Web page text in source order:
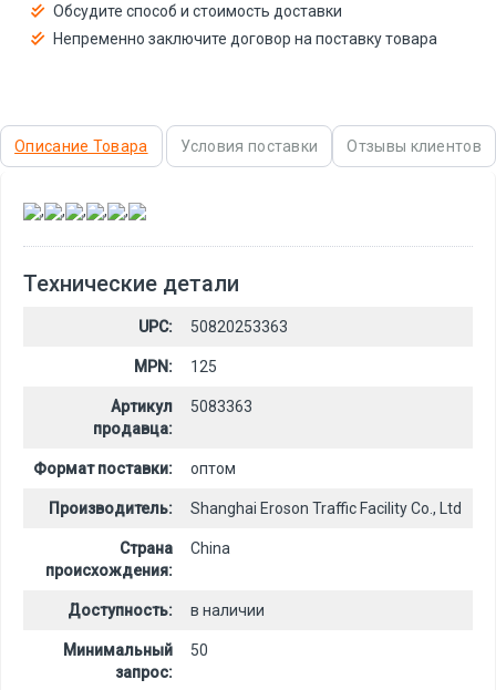
Обсудите способ и стоимость доставки
Непременно заключите договор на поставку товара
Описание Товара Условия поставки Отзывы клиентов
, , , , ,
Технические детали
UPC: 50820253363
MPN: 125
Артикул
продавца:
5083363
Формат поставки: оптом
Производитель: Shanghai Eroson Traffic Facility Co., Ltd
Страна
происхождения:
China
Доступность: в наличии
Минимальный
запрос:
50